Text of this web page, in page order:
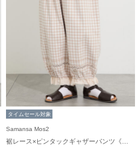
タイムセール対象
Samansa Mos2